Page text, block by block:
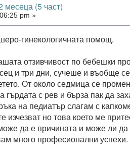
месеца (5 част)
pm »
гинекологичната помощ.
отзивчивост по бебешки
и три дни, сучеше и въобще
От около седмица се
гърдата с рев и бърза пак да
на педиатър слагам с
изчезват но това което ме
да е причината и може ли
много професионални успехи.